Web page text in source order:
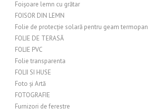
Foișoare lemn cu grătar
FOISOR DIN LEMN
Folie de protecție solară pentru geam termopan
FOLIE DE TERASĂ
FOLIE PVC
Folie transparenta
FOLII SI HUSE
Foto și Artă
FOTOGRAFIE
Furnizori de ferestre